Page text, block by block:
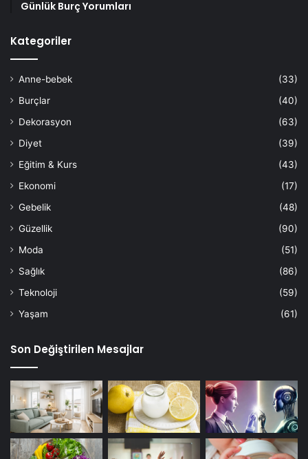
Günlük Burç Yorumları
Kategoriler
Anne-bebek
(33)
Burçlar
(40)
Dekorasyon
(63)
Diyet
(39)
Eğitim & Kurs
(43)
Ekonomi
(17)
Gebelik
(48)
Güzellik
(90)
Moda
(51)
Sağlık
(86)
Teknoloji
(59)
Yaşam
(61)
Son Değiştirilen Mesajlar